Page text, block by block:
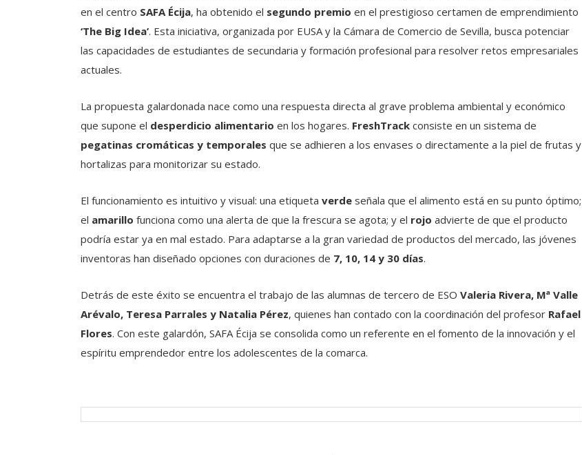
en el centro SAFA Écija, ha obtenido el segundo premio en el prestigioso certamen de emprendimiento
‘The Big Idea’. Esta iniciativa, organizada por EUSA y la Cámara de Comercio de Sevilla, busca potenciar
las capacidades de estudiantes de secundaria y formación profesional para resolver retos empresariales
actuales.
La propuesta galardonada nace como una respuesta directa al grave problema ambiental y económico
que supone el desperdicio alimentario en los hogares. FreshTrack consiste en un sistema de
pegatinas cromáticas y temporales que se adhieren a los envases o directamente a la piel de frutas y
hortalizas para monitorizar su estado.
El funcionamiento es intuitivo y visual: una etiqueta verde señala que el alimento está en su punto óptimo;
el amarillo funciona como una alerta de que la frescura se agota; y el rojo advierte de que el producto
podría estar ya en mal estado. Para adaptarse a la gran variedad de productos del mercado, las jóvenes
inventoras han diseñado opciones con duraciones de 7, 10, 14 y 30 días.
Detrás de este éxito se encuentra el trabajo de las alumnas de tercero de ESO Valeria Rivera, Mª Valle
Arévalo, Teresa Parrales y Natalia Pérez, quienes han contado con la coordinación del profesor Rafael
Flores. Con este galardón, SAFA Écija se consolida como un referente en el fomento de la innovación y el
espíritu emprendedor entre los adolescentes de la comarca.